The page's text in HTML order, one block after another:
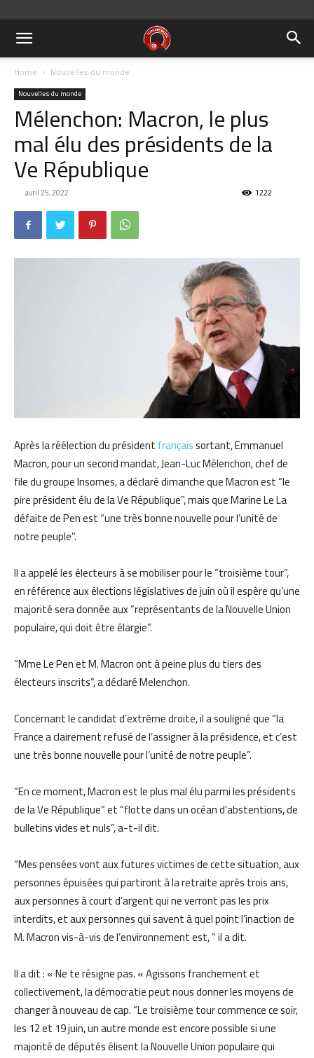
Home Nouvelles du monde
Nouvelles du monde
Mélenchon: Macron, le plus
mal élu des présidents de la
Ve République
avril 25, 2022 1222
Après la réélection du présidentfrançaissortant, Emmanuel
Macron, pour un second mandat, Jean-Luc Mélenchon, chef de
file du groupe Insomes, a déclaré dimanche que Macron est “le
pire président élu de la Ve République”, mais que Marine Le La
défaite de Pen est “une très bonne nouvelle pour l’unité de
notre peuple”.
Il a appelé les électeurs à se mobiliser pour le “troisième tour”,
en référence aux élections législatives de juin où il espère qu’une
majorité sera donnée aux “représentants de la Nouvelle Union
populaire, qui doit être élargie”.
“Mme Le Pen et M. Macron ont à peine plus du tiers des
électeurs inscrits”, a déclaré Melenchon.
Concernant le candidat d’extrême droite, il a souligné que “la
France a clairement refusé de l’assigner à la présidence, et c’est
une très bonne nouvelle pour l’unité de notre peuple”.
“En ce moment, Macron est le plus mal élu parmi les présidents
de la Ve République” et “flotte dans un océan d’abstentions, de
bulletins vides et nuls”, a-t-il dit.
“Mes pensées vont aux futures victimes de cette situation, aux
personnes épuisées qui partiront à la retraite après trois ans,
aux personnes à court d’argent qui ne verront pas les prix
interdits, et aux personnes qui savent à quel point l’inaction de
M. Macron vis-à-vis de l’environnement est, ” il a dit.
Il a dit : « Ne te résigne pas. « Agissons franchement et
collectivement, la démocratie peut nous donner les moyens de
changer à nouveau de cap. “Le troisième tour commence ce soir,
les 12 et 19 juin, un autre monde est encore possible si une
majorité de députés élisent la Nouvelle Union populaire qui